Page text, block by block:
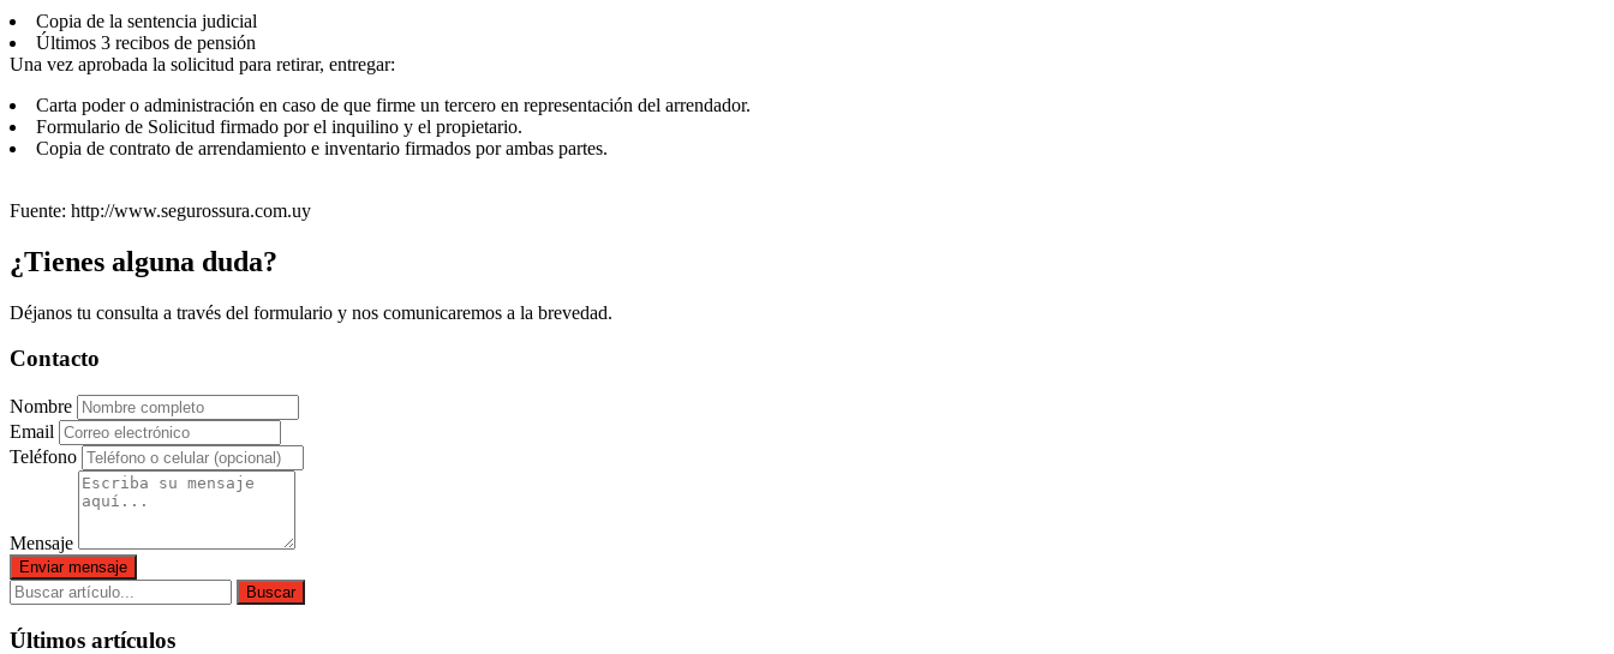
Copia de la sentencia judicial
Últimos 3 recibos de pensión
Una vez aprobada la solicitud para retirar, entregar:
Carta poder o administración en caso de que firme un tercero en representación del arrendador.
Formulario de Solicitud firmado por el inquilino y el propietario.
Copia de contrato de arrendamiento e inventario firmados por ambas partes.
Fuente: http://www.segurossura.com.uy
¿Tienes alguna duda?
Déjanos tu consulta a través del formulario y nos comunicaremos a la brevedad.
Contacto
Nombre
Email
Teléfono
Mensaje
Enviar mensaje
Buscar
Últimos artículos